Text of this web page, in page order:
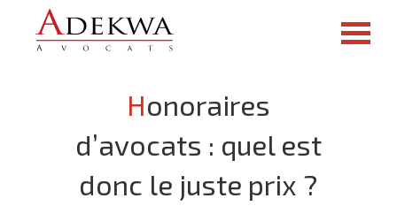
Honoraires
d’avocats : quel est
donc le juste prix ?